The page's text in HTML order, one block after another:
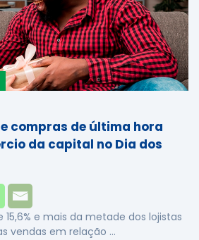
compras de última hora
da capital no Dia dos
e mais da metade dos lojistas
vendas em relação …